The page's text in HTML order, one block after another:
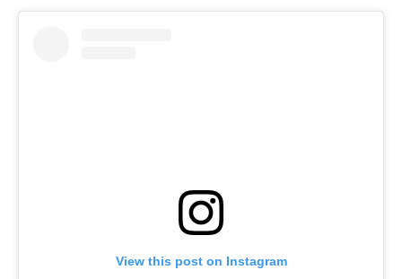
View this post on Instagram